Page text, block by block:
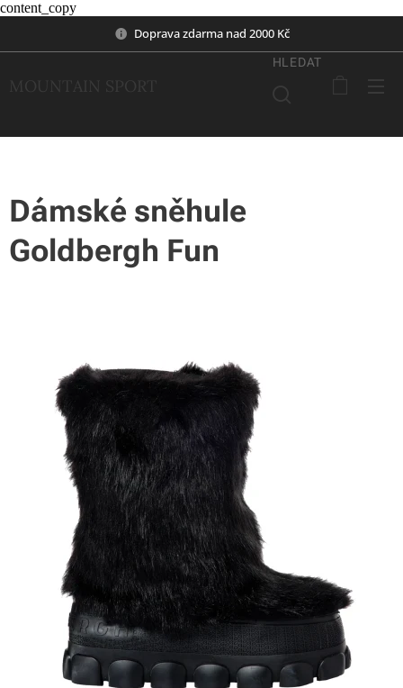
content_copy
Doprava zdarma nad 2000 Kč
MOUNTAIN SPORT
HLEDAT
Dámské sněhule
Goldbergh Fun